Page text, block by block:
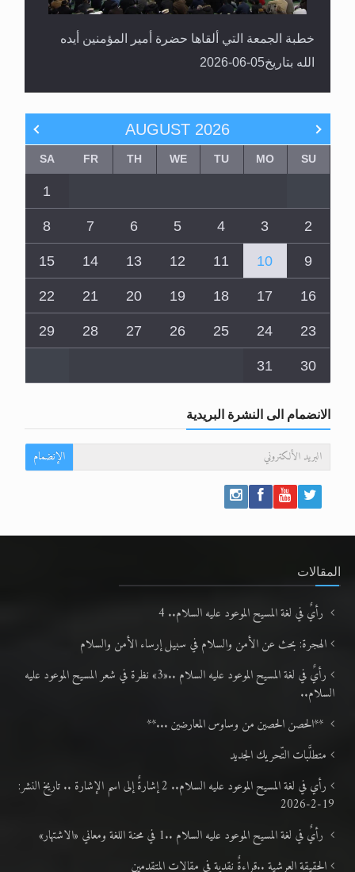
خطبة الجمعة التي ألقاها حضرة أمير المؤمنين أيده
الله بتاريخ05-06-2026
AUGUST 2026
SU
MO
TU
WE
TH
FR
SA
1
2
3
4
5
6
7
8
9
10
11
12
13
14
15
16
17
18
19
20
21
22
23
24
25
26
27
28
29
30
31
الانضمام الى النشرة البريدية
الإنضمام
المقالات
رأيٌ في لغة المسيح الموعود عليه السلام.. 4
الهجرة: بحث عن الأمن والسلام في سبيل إرساء الأمن والسلام
رأيٌ في لغة المسيح الموعود عليه السلام ..«3» نظرة في شعر المسيح الموعود عليه
السلام..
**الحصن الحصين من وساوس المعارضين ...**
متطلَّبات التّحريك الجديد
رأي في لغة المسيح الموعود عليه السلام.. 2 إشارةٌ إلى اسم الإشارة .. تاريخ النشر:
19-2-2026
رأيٌ في لغة المسيح الموعود عليه السلام ..1 في محنة اللغة ومعاني «الاشتهار»
الحقيقة العرشية ..قراءةٌ نقدية في مقالات المتقدمين